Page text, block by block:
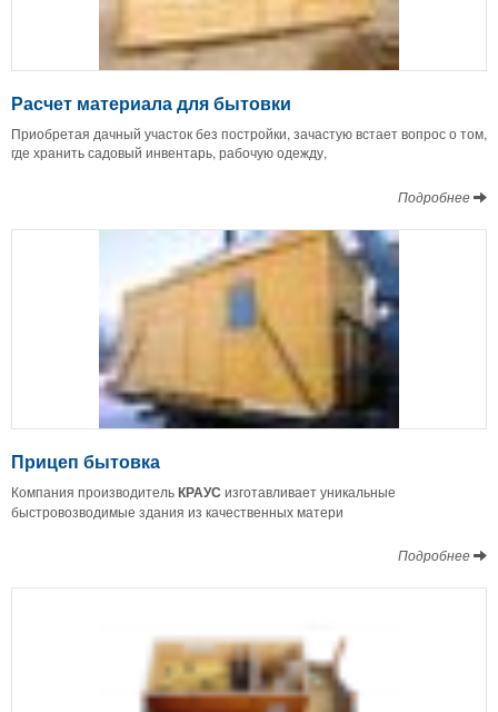
Расчет материала для бытовки
Приобретая дачный участок без постройки, зачастую встает вопрос о том,
где хранить садовый инвентарь, рабочую одежду,
Подробнее
Прицеп бытовка
Компания производительКРАУС изготавливает уникальные
быстровозводимые здания из качественных матери
Подробнее